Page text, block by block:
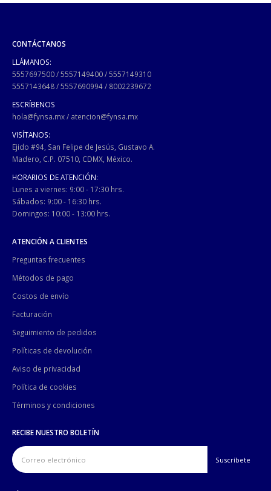
CONTÁCTANOS
LLÁMANOS:
5557697500/5557149400/5557149310
5557143648/5557690994/ 8002239672
ESCRÍBENOS
hola@fynsa.mx/ atencion@fynsa.mx
VISÍTANOS:
Ejido #94, San Felipe de Jesús, Gustavo A.
Madero, C.P. 07510, CDMX, México.
HORARIOS DE ATENCIÓN:
Lunes a viernes: 9:00 - 17:30 hrs.
Sábados: 9:00 - 16:30 hrs.
Domingos: 10:00 - 13:00 hrs.
ATENCIÓN A CLIENTES
Preguntas frecuentes
Métodos de pago
Costos de envío
Facturación
Seguimiento de pedidos
Políticas de devolución
Aviso de privacidad
Política de cookies
Términos y condiciones
RECIBE NUESTRO BOLETÍN